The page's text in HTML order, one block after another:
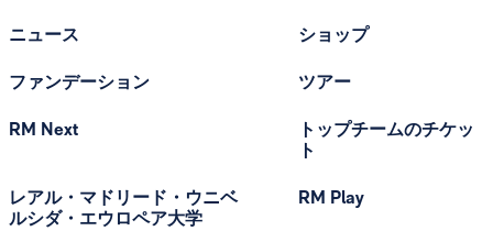
ニュース
ファンデーション
RM Next
レアル・マドリード・ウニベ
ルシダ・エウロペア大学
ショップ
ツアー
トップチームのチケッ
ト
RM Play